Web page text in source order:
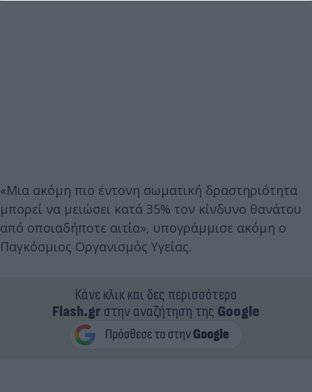
«Μια ακόμη πιο έντονη σωματική δραστηριότητα
μπορεί να μειώσει κατά 35% τον κίνδυνο θανάτου
από οποιαδήποτε αιτία», υπογράμμισε ακόμη ο
Παγκόσμιος Οργανισμός Υγείας.
Κάνε κλικ και δες περισσότερο
Flash.grστην αναζήτηση της Google